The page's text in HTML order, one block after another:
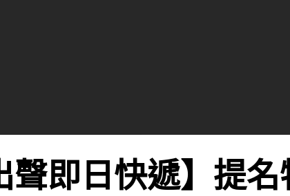
聲即日快遞】提